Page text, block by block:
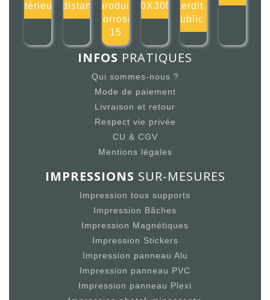
l'intérieur 1distan
produit
corrosif
15
300X300minterdit au
public 1
INFOS PRATIQUES
Qui sommes-nous ?
Mode de paiement
Livraison et retour
Respect vie privée
CU & CGV
Mentions légales
IMPRESSIONS SUR-MESURES
Impression tous supports
Impression Bâches
Impression Magnétiques
Impression Stickers
Impression panneau Alu
Impression panneau PVC
Impression panneau Plexi